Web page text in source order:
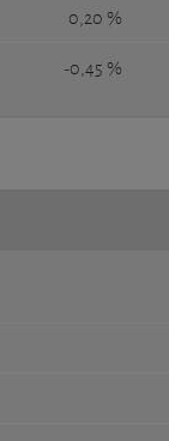
0,20 %
-0,45 %